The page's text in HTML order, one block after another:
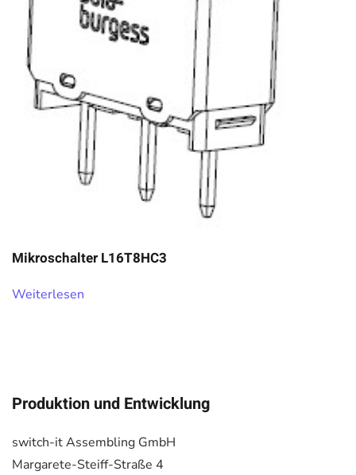
Mikroschalter L16T8HC3
Weiterlesen
Produktion und Entwicklung
switch-it Assembling GmbH
Margarete-Steiff-Straße 4